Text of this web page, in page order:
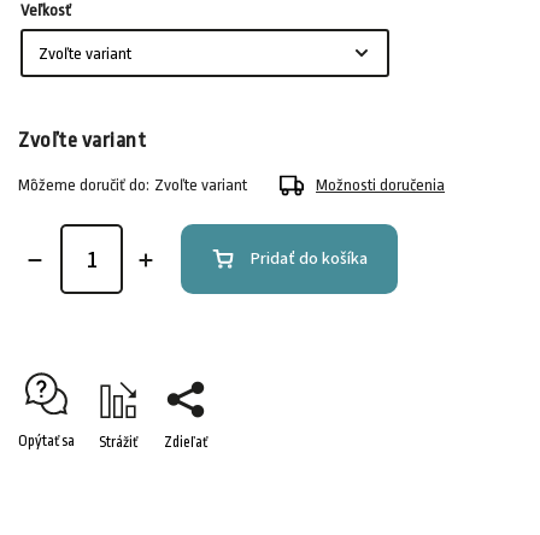
Veľkosť
Zvoľte variant
Môžeme doručiť do: Zvoľte variant Možnosti doručenia
Pridať do košíka
Opýtať sa Strážiť Zdieľať